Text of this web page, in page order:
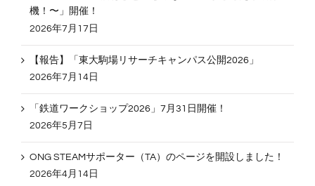
機！〜」開催！
2026年7月17日
【報告】「東大駒場リサーチキャンパス公開2026」
2026年7月14日
「鉄道ワークショップ2026」7月31日開催！
2026年5月7日
ONG STEAMサポーター（TA）のページを開設しました！
2026年4月14日